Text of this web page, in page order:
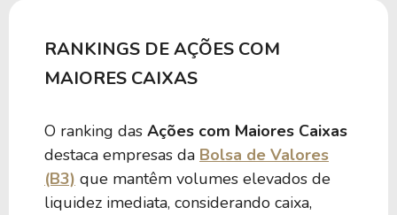
RANKINGS DE AÇÕES COM
MAIORES CAIXAS
O ranking das Ações com Maiores Caixas
destaca empresas da Bolsa de Valores
(B3) que mantêm volumes elevados de
liquidez imediata, considerando caixa,